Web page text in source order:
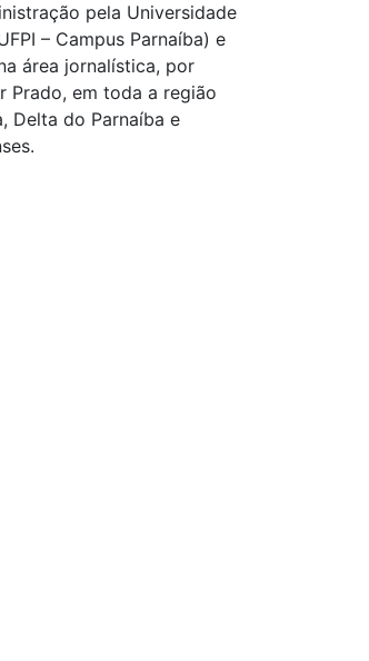
pela Universidade
– Campus Parnaíba) e
área jornalística, por
Prado, em toda a região
Delta do Parnaíba e